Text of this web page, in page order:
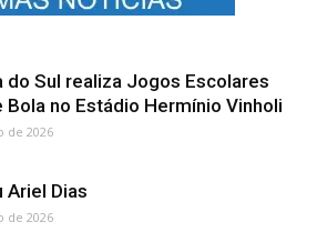
do Sul realiza Jogos Escolares
Bola no Estádio Hermínio Vinholi
de 2026
Ariel Dias
de 2026